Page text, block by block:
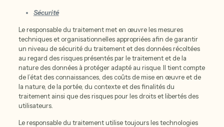
Sécurité
Le responsable du traitement met en œuvre les mesures
techniques et organisationnelles appropriées afin de garantir
un niveau de sécurité du traitement et des données récoltées
au regard des risques présentés par le traitement et de la
nature des données à protéger adapté au risque. Il tient compte
de l’état des connaissances, des coûts de mise en œuvre et de
la nature, de la portée, du contexte et des finalités du
traitement ainsi que des risques pour les droits et libertés des
utilisateurs.
Le responsable du traitement utilise toujours les technologies